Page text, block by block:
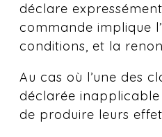
déclare
commande implique
conditions, et la
Au cas où l’une des
déclarée
de produire leurs